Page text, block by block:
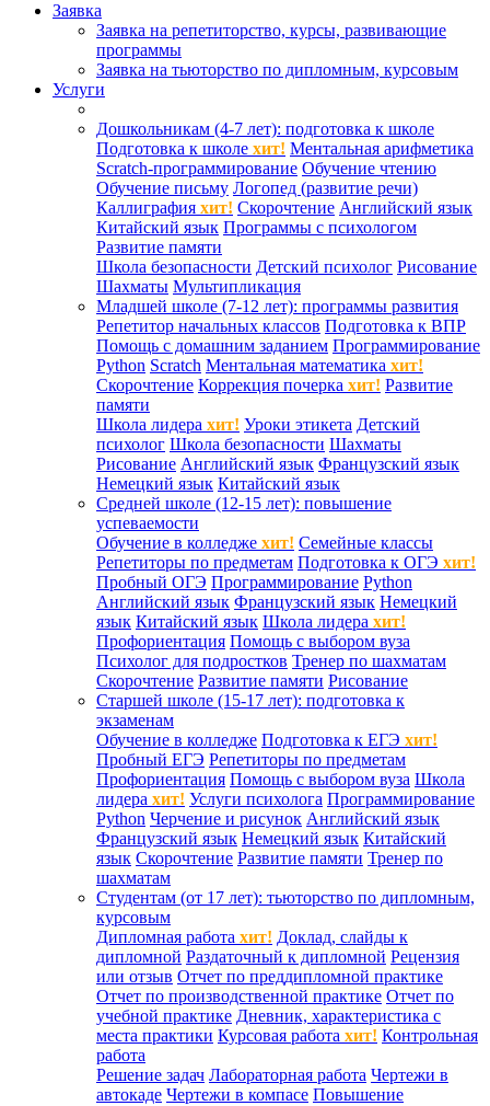
Заявка
Заявка на репетиторство, курсы, развивающие
программы
Заявка на тьюторство по дипломным, курсовым
Услуги
Дошкольникам (4-7 лет): подготовка к школе
Подготовка к школе хит! Ментальная арифметика
Scratch-программирование Обучение чтению
Обучение письму Логопед (развитие речи)
Каллиграфия хит! Скорочтение Английский язык
Китайский язык Программы с психологом
Развитие памяти
Школа безопасности Детский психолог Рисование
Шахматы Мультипликация
Младшей школе (7-12 лет): программы развития
Репетитор начальных классов Подготовка к ВПР
Помощь с домашним заданием Программирование
Python Scratch Ментальная математика хит!
Скорочтение Коррекция почерка хит! Развитие
памяти
Школа лидера хит! Уроки этикета Детский
психолог Школа безопасности Шахматы
Рисование Английский язык Французский язык
Немецкий язык Китайский язык
Средней школе (12-15 лет): повышение
успеваемости
Обучение в колледже хит! Семейные классы
Репетиторы по предметам Подготовка к ОГЭ хит!
Пробный ОГЭ Программирование Python
Английский язык Французский язык Немецкий
язык Китайский язык Школа лидера хит!
Профориентация Помощь с выбором вуза
Психолог для подростков Тренер по шахматам
Скорочтение Развитие памяти Рисование
Старшей школе (15-17 лет): подготовка к
экзаменам
Обучение в колледже Подготовка к ЕГЭ хит!
Пробный ЕГЭ Репетиторы по предметам
Профориентация Помощь с выбором вуза Школа
лидера хит! Услуги психолога Программирование
Python Черчение и рисунок Английский язык
Французский язык Немецкий язык Китайский
язык Скорочтение Развитие памяти Тренер по
шахматам
Студентам (от 17 лет): тьюторство по дипломным,
курсовым
Дипломная работа хит! Доклад, слайды к
дипломной Раздаточный к дипломной Рецензия
или отзыв Отчет по преддипломной практике
Отчет по производственной практике Отчет по
учебной практике Дневник, характеристика с
места практики Курсовая работа хит! Контрольная
работа
Решение задач Лабораторная работа Чертежи в
автокаде Чертежи в компасе Повышение